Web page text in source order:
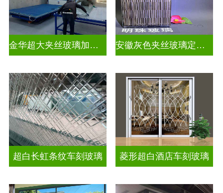
金华超大夹丝玻璃加工店 安徽灰色夹丝玻璃定做厂
超白长虹条纹车刻玻璃 菱形超白酒店车刻玻璃